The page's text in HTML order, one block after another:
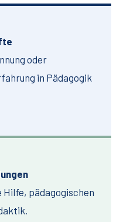
oder
in Pädagogik
pädagogischen